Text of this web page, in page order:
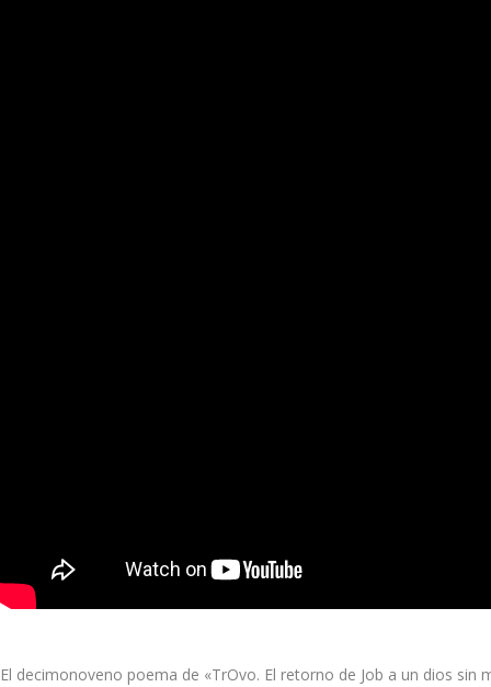
El decimonoveno poema de «TrOvo. El retorno de Job a un dios